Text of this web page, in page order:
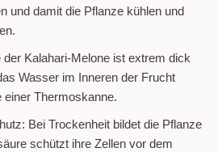
und damit die Pflanze kühlen und
der Kalahari-Melone ist extrem dick
Wasser im Inneren der Frucht
einer Thermoskanne.
Bei Trockenheit bildet die Pflanze
schützt ihre Zellen vor dem